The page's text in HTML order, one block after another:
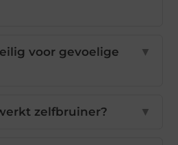
voor gevoelige
▼
zelfbruiner? ▼